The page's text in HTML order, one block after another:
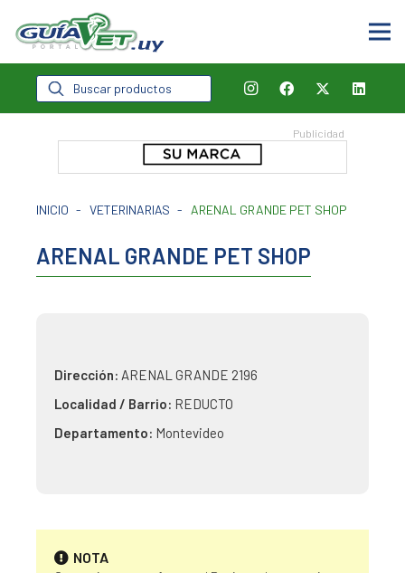
Búsqueda
de
productos
INICIO - VETERINARIAS - ARENAL GRANDE PET SHOP
ARENAL GRANDE PET SHOP
Dirección: ARENAL GRANDE 2196
Localidad / Barrio: REDUCTO
Departamento: Montevideo
NOTA